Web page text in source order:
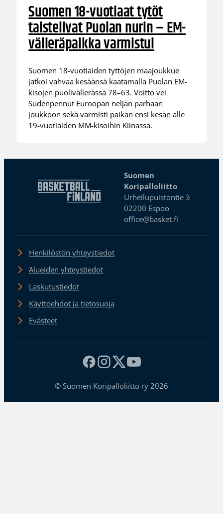
Suomen 18-vuotiaat tytöt
taistelivat Puolan nurin – EM-
välieräpaikka varmistui
Suomen 18-vuotiaiden tyttöjen maajoukkue
jatkoi vahvaa kesäänsä kaatamalla Puolan EM-
kisojen puolivälierässä 78–63. Voitto vei
Sudenpennut Euroopan neljän parhaan
joukkoon sekä varmisti paikan ensi kesän alle
19-vuotiaiden MM-kisoihin Kiinassa.
Suomen
Koripalloliitto
Urheilupuistontie 3
02200 Espoo
office@basket.fi
Henkilöstön yhteystiedot
Alueiden yhteystiedot
Laskutustiedot
Käyttöehdot ja tietosuoja
Evästeet
© Suomen Koripalloliitto ry 2026